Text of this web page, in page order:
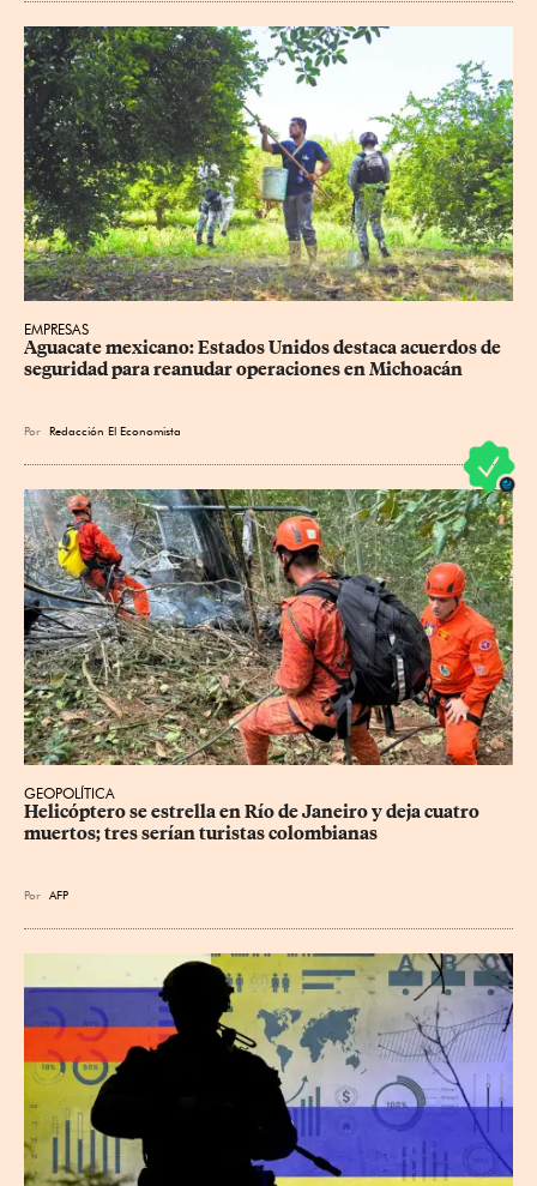
EMPRESAS
Aguacate mexicano: Estados Unidos destaca acuerdos de
seguridad para reanudar operaciones en Michoacán
Por Redacción El Economista
GEOPOLÍTICA
Helicóptero se estrella en Río de Janeiro y deja cuatro
muertos; tres serían turistas colombianas
Por AFP